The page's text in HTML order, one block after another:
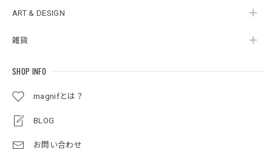
ART & DESIGN
雑貨
SHOP INFO
magnifとは？
BLOG
お問い合わせ